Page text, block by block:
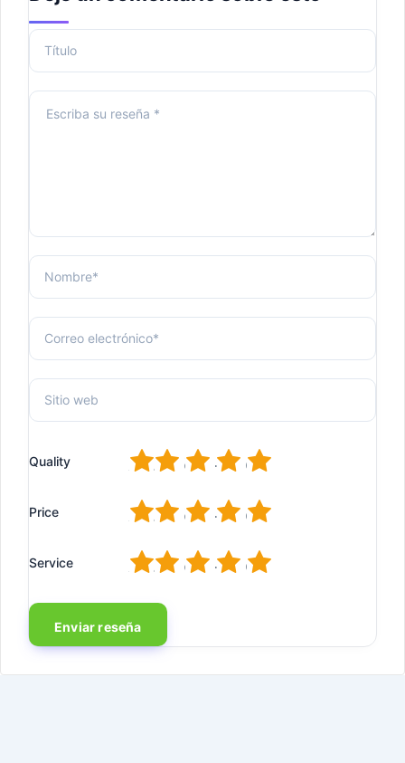
Quality 5
4
3
2
Price 5
4
3
2
Service 5
4
3
2